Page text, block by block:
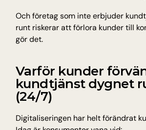
Bokningar, avbokningar och
Och företag som inte erbjuder
runt riskerar att förlora kunder till
gör det.
Varför kunder
kundtjänst dygnet
(24/7)
Digitaliseringen har helt förändrat